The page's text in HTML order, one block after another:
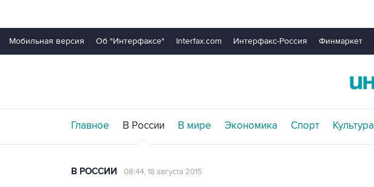
Мобильная версия Об "Интерфаксе" Interfax.com Интерфакс-Россия Финмаркет
Главное В России В мире Экономика Спорт Культура
В РОССИИ 08:44, 18 августа 2015